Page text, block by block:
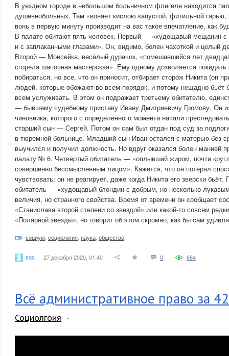
В уездном городе в небольшом больничном флигеле находится
душевнобольных. Там «воняет кислою капустой, фитильной
вонь в первую минуту производит на вас такое впечатление, как
В палате обитают пять человек. Первый — «худощавый мещанин
и с заплаканными глазами». Он, видимо, болен чахоткой и целый
Второй — Моисейка, весёлый дурачок, «помешавшийся лет
сгорела шапочная мастерская». Ему одному дозволяется покидать
побираться, но все, что он приносит, отбирает сторож Никита (он
людей, которые обожают во всем порядок, и потому нещадно бьёт
всем услуживать. В этом он подражает третьему обитателю,
— бывшему судебному приставу Ивану Дмитриевичу Громову. Он
чиновника, которого с определённого момента начали
старший сын — Сергей. Потом он сам был отдан под суд за
в тюремной больнице. Младший сын Иван остался с матерью без
выучился и получил должность. Но вдруг оказался болен манией
палату № 6. Четвёртый обитатель — «оплывший жиром, почти
совершенно бессмысленным лицом». Кажется, что он потерял
чувствовать; он не реагирует, даже когда Никита его зверски
обитатель — «худощавый блондин с добрым, но несколько
величия, но странного свойства. Время от времени он сообщает
«Станислава второй степени со звездой» или какой-то совсем
«Полярной звезды», но говорит об этом скромно, как бы сам
социум социология наука общество
soc 27 декабря 2020, 01:40 0 684
Всё административное право за
Социолгоия